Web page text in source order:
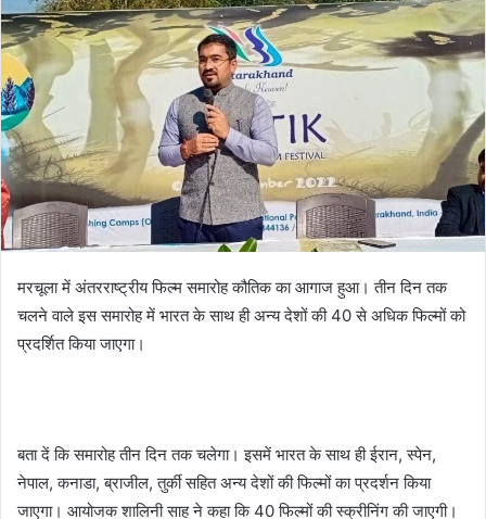
मरचूला में अंतरराष्ट्रीय फिल्म समारोह कौतिक का आगाज हुआ। तीन दिन तक
चलने वाले इस समारोह में भारत के साथ ही अन्य देशों की 40 से अधिक फिल्मों को
प्रदर्शित किया जाएगा।
बता दें कि समारोह तीन दिन तक चलेगा। इसमें भारत के साथ ही ईरान, स्पेन,
नेपाल, कनाडा, ब्राजील, तुर्की सहित अन्य देशों की फिल्मों का प्रदर्शन किया
जाएगा। आयोजक शालिनी साह ने कहा कि 40 फिल्मों की स्क्रीनिंग की जाएगी।